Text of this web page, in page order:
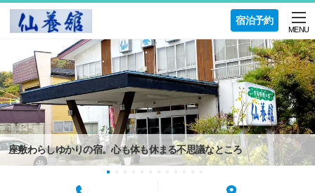
宿泊予約
MENU
座敷わらしゆかりの宿。心も体も休まる不思議なところ